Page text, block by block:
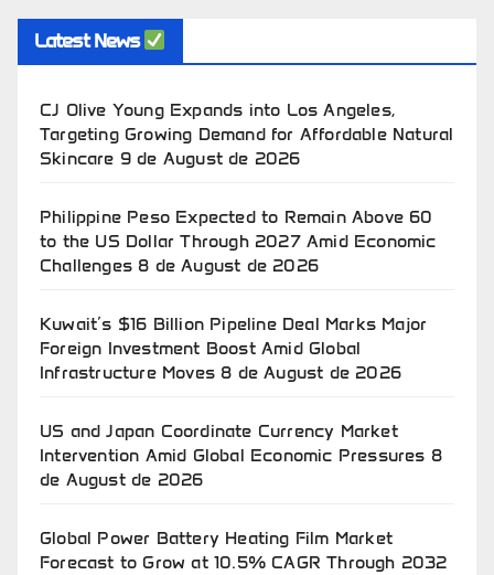
Latest News
CJ Olive Young Expands into Los Angeles,
Targeting Growing Demand for Affordable Natural
Skincare 9 de August de 2026
Philippine Peso Expected to Remain Above 60
to the US Dollar Through 2027 Amid Economic
Challenges 8 de August de 2026
Kuwait’s $16 Billion Pipeline Deal Marks Major
Foreign Investment Boost Amid Global
Infrastructure Moves 8 de August de 2026
US and Japan Coordinate Currency Market
Intervention Amid Global Economic Pressures 8
de August de 2026
Global Power Battery Heating Film Market
Forecast to Grow at 10.5% CAGR Through 2032